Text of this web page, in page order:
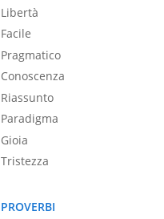
Libertà
Facile
Pragmatico
Conoscenza
Riassunto
Paradigma
Gioia
Tristezza
PROVERBI